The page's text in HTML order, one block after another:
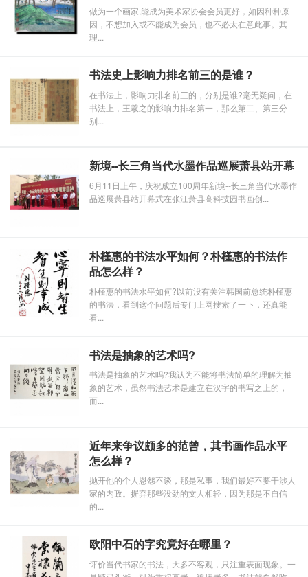
做为一个画家,能成为美术家协会会员更好，如因种种原
因，不想加入或不能成为会员，也不必太在意此事。其
理...
书法史上影响力排名前三的是谁？
在书法上，影响力排名前三的，分别是谁?毫无疑问，在
书法上，王羲之的影响力排名第一，那么第二、第三分
别...
新境--长三角当代水墨作品巡展萧县站开幕
6月11日上午，庆祝成立100周年新境--长三角当代水墨作
品巡展萧县站开幕式在张江萧县高科技园书画创...
朴槿惠的书法水平如何？朴槿惠的书法作
品怎么样？
朴槿惠的书法水平如何?以前没有关注韩国前总统朴槿惠
的书法，看到这个问题后专门上网搜索了一下，还真能
看...
书法是抽象的艺术吗?
书法是抽象的艺术吗?我认为不能将书法简单的理解为抽
象的艺术，虽然书法艺术是建立在汉字的书写之上的，
而...
近年来争议颇多的范曾，其书画作品水平
怎么样？
抛开他的个人恩怨不谈，那是私事，我们最好不要干涉人
家的内政。摒弃那些没劲的文人相轻，因为那是不自信
的...
欧阳中石的字究竟好在哪里？
评价当代书家的书法，大多不客观，只注重表面现象。一